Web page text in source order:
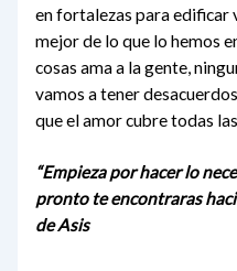
en fortalezas para edificar
mejor de lo que lo hemos
cosas ama a la gente,
vamos a tener
que el amor cubre todas
“Empieza por hacer lo
pronto te encontraras
de Asis